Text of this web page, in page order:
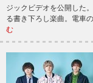
ジックビデオを公開した
る書き下ろし楽曲。電車
む